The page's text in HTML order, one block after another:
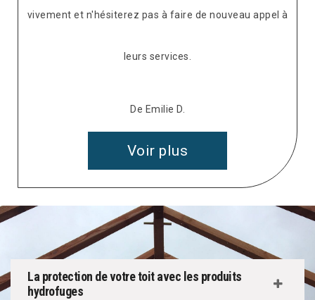
vivement et n'hésiterez pas à faire de nouveau appel à
leurs services.
De Emilie D.
Voir plus
La protection de votre toit avec les produits
hydrofuges